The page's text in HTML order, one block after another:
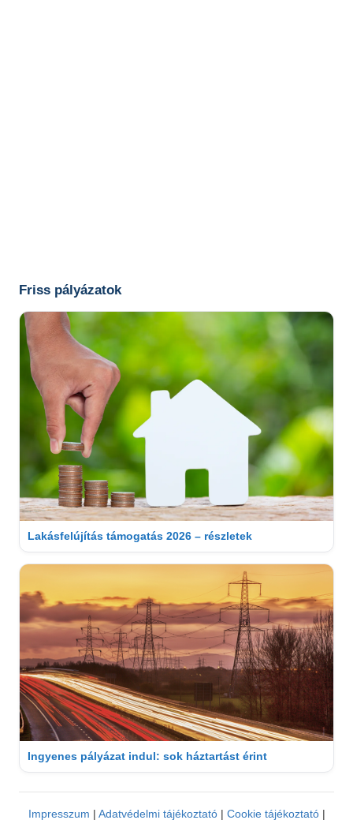
Friss pályázatok
Lakásfelújítás támogatás 2026 – részletek
Ingyenes pályázat indul: sok háztartást érint
Impresszum | Adatvédelmi tájékoztató| Cookie tájékoztató|